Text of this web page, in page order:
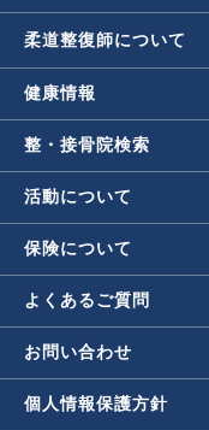
柔道整復師について
健康情報
整・接骨院検索
活動について
保険について
よくあるご質問
お問い合わせ
個人情報保護方針